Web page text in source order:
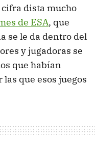
dista mucho
de ESA, que
se le da dentro del
y jugadoras se
que habían
que esos juegos